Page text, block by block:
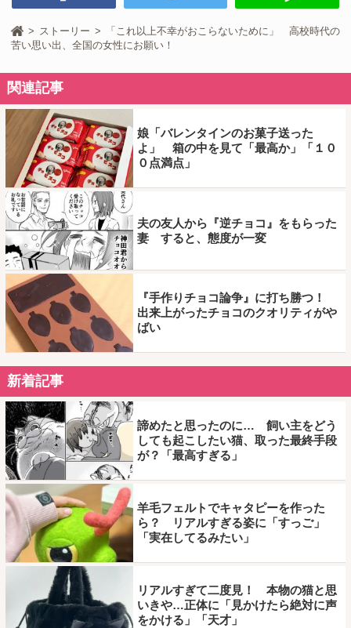
ストーリー
「これ以上不幸がおこらないために」 高校時代の
苦い思い出、全国の女性にお願い！
関連記事
娘「バレンタインのお菓子送った
よ」 箱の中を見て「最高か」「１０
０点満点」
夫の友人から『逆チョコ』をもらった
妻 すると、態度が一変
『手作りチョコ論争』に打ち勝つ！
出来上がったチョコのクオリティがや
ばい
新着記事
諦めたと思ったのに… 飼い主をどう
しても起こしたい猫、取った最終手段
が？「最高すぎる」
羊毛フェルトでキャタピーを作った
ら？ リアルすぎる姿に「すっご」
「実在してるみたい」
リアルすぎて二度見！ 本物の猫と思
いきや…正体に「見かけたら絶対に声
をかける」「天才」